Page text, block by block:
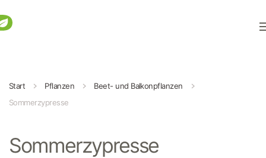
Start Pflanzen
Beet- und Balkonpflanzen
Sommerzypresse
Sommerzypresse